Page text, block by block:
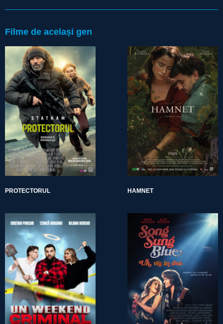
Filme de același gen
PROTECTORUL HAMNET